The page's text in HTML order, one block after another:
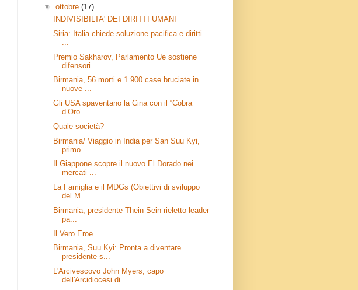
▼ottobre(17)
INDIVISIBILTA' DEI DIRITTI UMANI
Siria: Italia chiede soluzione pacifica e diritti
Premio Sakharov, Parlamento Ue sostiene
difensori ...
Birmania, 56 morti e 1.900 case bruciate in
nuove ...
Gli USA spaventano la Cina con il “Cobra
d’Oro”
Quale società?
Birmania/ Viaggio in India per San Suu Kyi,
primo ...
Il Giappone scopre il nuovo El Dorado nei
mercati ...
La Famiglia e il MDGs (Obiettivi di sviluppo
del M...
Birmania, presidente Thein Sein rieletto leader
pa...
Il Vero Eroe
Birmania, Suu Kyi: Pronta a diventare
presidente s...
L'Arcivescovo John Myers, capo
dell'Arcidiocesi di...